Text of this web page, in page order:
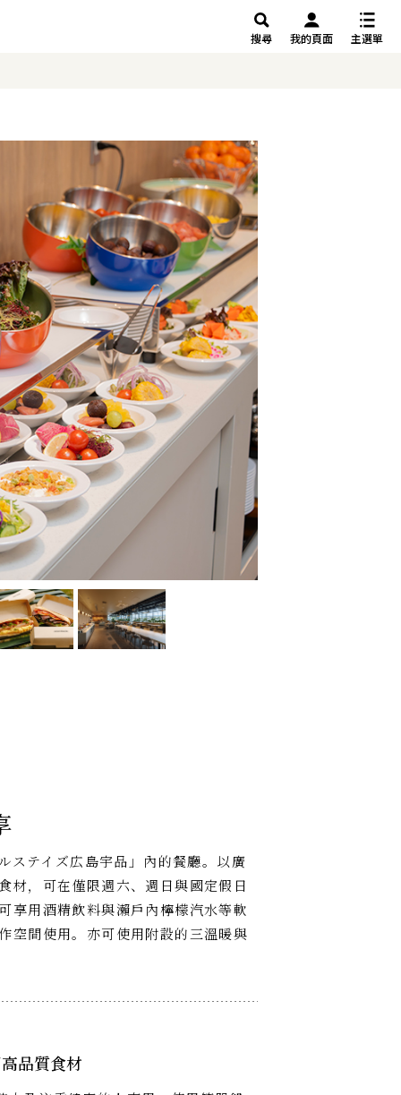
搜尋 我的頁面 主選單
ステイズ広島宇品」內的餐廳。以廣
材，可在僅限週六、週日與國定假日
享用酒精飲料與瀨戶內檸檬汽水等軟
空間使用。亦可使用附設的三溫暖與
品質食材